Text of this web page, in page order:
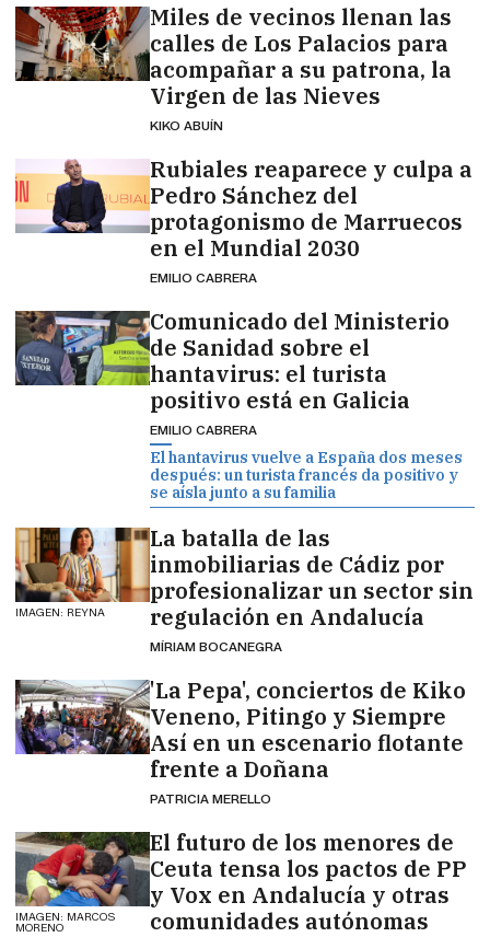
Miles de vecinos llenan las
calles de Los Palacios para
acompañar a su patrona, la
Virgen de las Nieves
KIKO ABUÍN
Rubiales reaparece y culpa a
Pedro Sánchez del
protagonismo de Marruecos
en el Mundial 2030
EMILIO CABRERA
Comunicado del Ministerio
de Sanidad sobre el
hantavirus: el turista
positivo está en Galicia
EMILIO CABRERA
El hantavirus vuelve a España dos meses
después: un turista francés da positivo y
se aísla junto a su familia
IMAGEN: REYNA
La batalla de las
inmobiliarias de Cádiz por
profesionalizar un sector sin
regulación en Andalucía
MÍRIAM BOCANEGRA
'La Pepa', conciertos de Kiko
Veneno, Pitingo y Siempre
Así en un escenario flotante
frente a Doñana
PATRICIA MERELLO
IMAGEN: MARCOS
MORENO
El futuro de los menores de
Ceuta tensa los pactos de PP
y Vox en Andalucía y otras
comunidades autónomas